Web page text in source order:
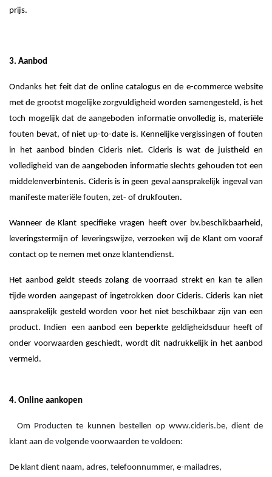
prijs.
3. Aanbod
Ondanks het feit dat de online catalogus en de e-commerce website
met de grootst mogelijke zorgvuldigheid worden samengesteld, is het
toch mogelijk dat de aangeboden informatie onvolledig is, materiële
fouten bevat, of niet up-to-date is. Kennelijke vergissingen of fouten
in het aanbod binden Cideris niet. Cideris is wat de juistheid en
volledigheid van de aangeboden informatie slechts gehouden tot een
middelenverbintenis. Cideris is in geen geval aansprakelijk ingeval van
manifeste materiële fouten, zet- of drukfouten.
Wanneer de Klant specifieke vragen heeft over bv.beschikbaarheid,
leveringstermijn of leveringswijze, verzoeken wij de Klant om vooraf
contact op te nemen met onze klantendienst.
Het aanbod geldt steeds zolang de voorraad strekt en kan te allen
tijde worden aangepast of ingetrokken door Cideris. Cideris kan niet
aansprakelijk gesteld worden voor het niet beschikbaar zijn van een
product. Indien een aanbod een beperkte geldigheidsduur heeft of
onder voorwaarden geschiedt, wordt dit nadrukkelijk in het aanbod
vermeld.
4. Online aankopen
Om Producten te kunnen bestellen op www.cideris.be, dient de
klant aan de volgende voorwaarden te voldoen:
De klant dient naam, adres, telefoonnummer, e-mailadres,